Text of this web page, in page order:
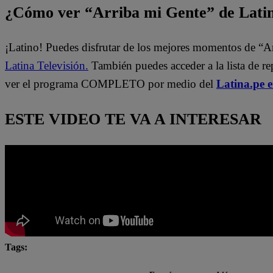
¿Cómo ver “Arriba mi Gente” de
¡Latino! Puedes disfrutar de los mejores momentos de
Latina Televisión. También puedes acceder a la lista de
ver el programa COMPLETO por medio del Latina.pe
ESTE VIDEO TE VA A INTERESAR
Tags: